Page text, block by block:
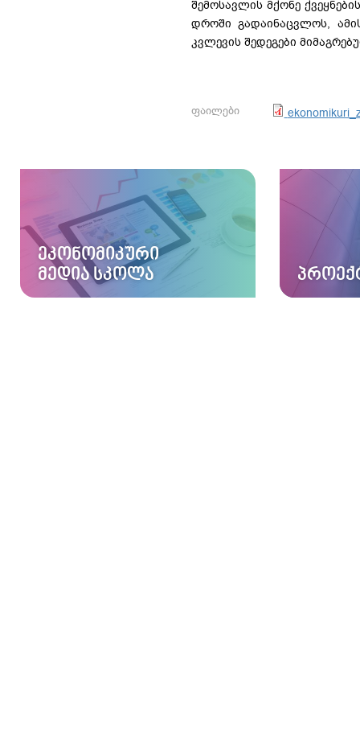
შემოსავლის მქონე
დროში გადაინაცვლოს,
კვლევის შედეგები
ფაილები
ᲔᲙᲝᲜᲝᲛᲘᲙᲣᲠᲘ
ᲛᲔᲓᲘᲐ ᲡᲙᲝᲚᲐ